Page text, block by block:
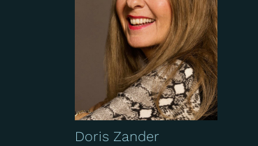
Doris Zander